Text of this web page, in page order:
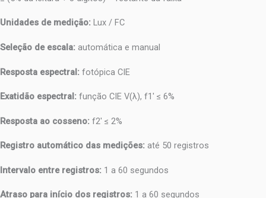
Unidades de medição: Lux / FC
Seleção de escala: automática e manual
Resposta espectral: fotópica CIE
Exatidão espectral: função CIE V(λ), f1′ ≤ 6%
Resposta ao cosseno: f2′ ≤ 2%
Registro automático das medições: até 50 registros
Intervalo entre registros: 1 a 60 segundos
Atraso para início dos registros: 1 a 60 segundos